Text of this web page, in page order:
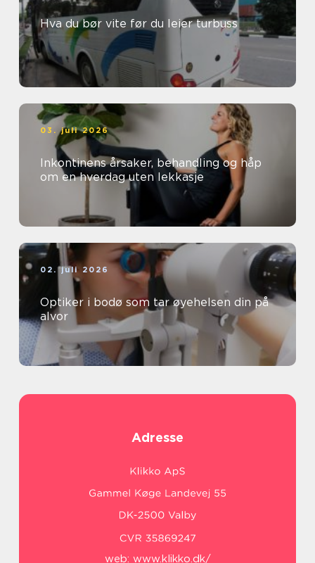
Hva du bør vite før du leier turbuss
03. juli 2026
Inkontinens årsaker, behandling og håp
om en hverdag uten lekkasje
02. juli 2026
Optiker i bodø som tar øyehelsen din på
alvor
Adresse
web: www.klikko.dk/